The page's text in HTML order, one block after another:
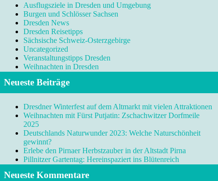
Ausflugsziele in Dresden und Umgebung
Burgen und Schlösser Sachsen
Dresden News
Dresden Reisetipps
Sächsische Schweiz-Osterzgebirge
Uncategorized
Veranstaltungstipps Dresden
Weihnachten in Dresden
Neueste Beiträge
Dresdner Winterfest auf dem Altmarkt mit vielen Attraktionen
Weihnachten mit Fürst Putjatin: Zschachwitzer Dorfmeile
2025
Deutschlands Naturwunder 2023: Welche Naturschönheit
gewinnt?
Erlebe den Pirnaer Herbstzauber in der Altstadt Pirna
Pillnitzer Gartentag: Hereinspaziert ins Blütenreich
Neueste Kommentare